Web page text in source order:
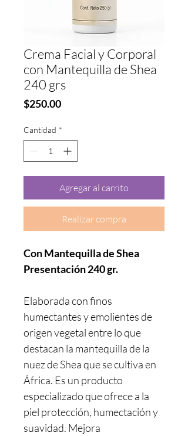
Crema Facial y Corporal
con Mantequilla de Shea
240 grs
$250.00Precio
Cantidad *
Agregar al carrito
Realizar compra
Con Mantequilla de Shea
Presentación 240 gr.
Elaborada con finos
humectantes y emolientes de
origen vegetal entre lo que
destacan la mantequilla de la
nuez de Shea que se cultiva en
África. Es un producto
especializado que ofrece a la
piel protección, humectación y
suavidad. Mejora